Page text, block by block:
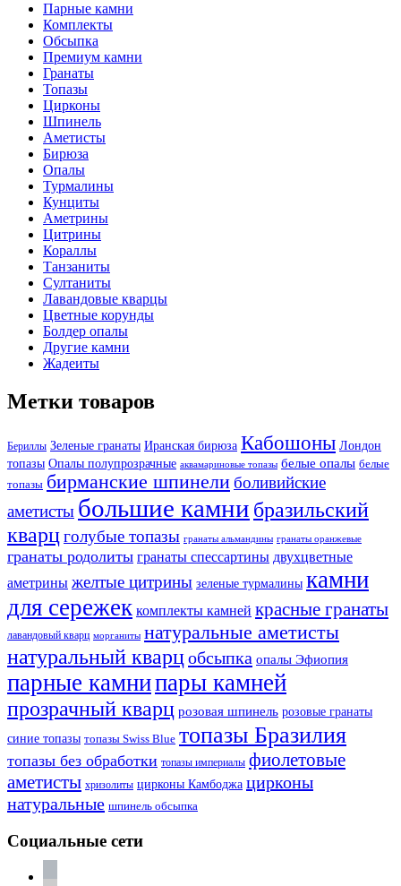
Парные камни
Комплекты
Обсыпка
Премиум камни
Гранаты
Топазы
Цирконы
Шпинель
Аметисты
Бирюза
Опалы
Турмалины
Кунциты
Аметрины
Цитрины
Кораллы
Танзаниты
Султаниты
Лавандовые кварцы
Цветные корунды
Болдер опалы
Другие камни
Жадеиты
Метки товаров
Бериллы Зеленые гранаты Иранская бирюза Кабошоны Лондон
топазы Опалы полупрозрачные аквамариновые топазы белые опалы белые
топазы бирманские шпинелиболивийские
аметисты большие камни бразильский
кварцголубые топазы гранаты альмандины гранаты оранжевые
гранаты родолиты гранаты спессартины двухцветные
аметрины желтые цитрины зеленые турмалины камни
для сережек комплекты камней красные гранаты
лавандовый кварц морганиты натуральные аметисты
натуральный кварцобсыпка опалы Эфиопия
парные камнипары камней
прозрачный кварц розовая шпинель розовые гранаты
синие топазы топазы Swiss Blue топазы Бразилия
топазы без обработки топазы империалы фиолетовые
аметисты хризолиты цирконы Камбоджа цирконы
натуральные шпинель обсыпка
Социальные сети